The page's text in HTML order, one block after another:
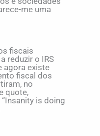
me uma
fiscais
reduzir o IRS
agora existe
fiscal dos
no
quote,
is doing